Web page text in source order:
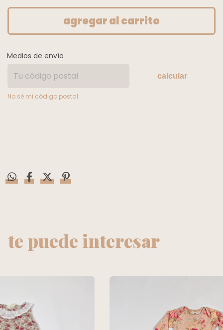
Medios de envío
calcular
No sé mi código postal
te puede interesar